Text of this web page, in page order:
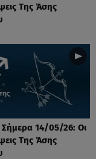
Της Άσης
Σήμερα 14/05/26: Οι
Της Άσης